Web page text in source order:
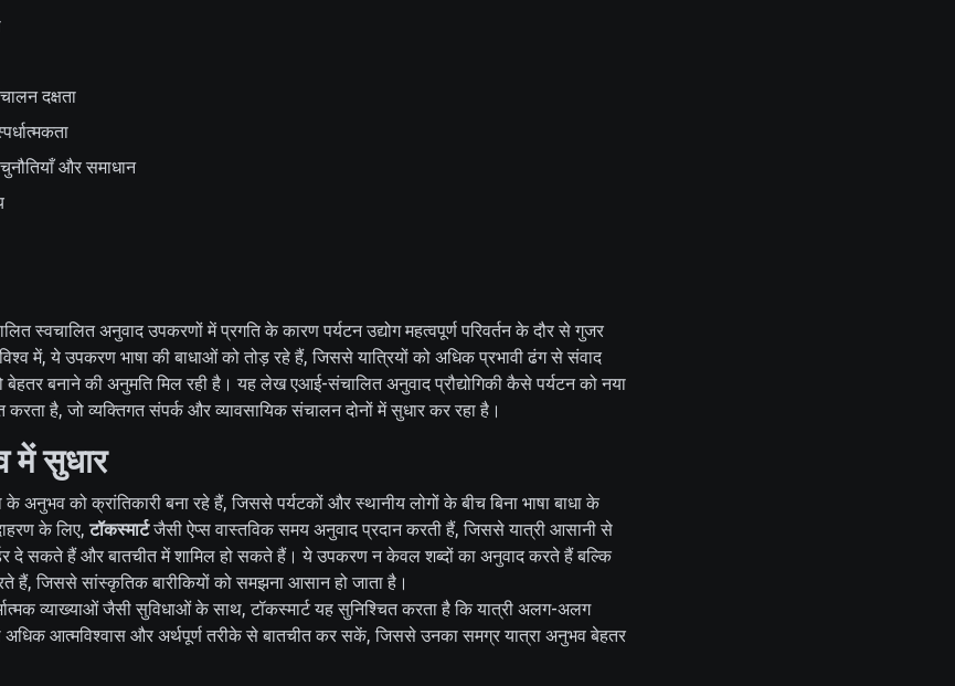
दक्षता
और समाधान
स्वचालित अनुवाद उपकरणों में प्रगति के कारण पर्यटन उद्योग महत्वपूर्ण परिवर्तन के दौर से गुजर
में, ये उपकरण भाषा की बाधाओं को तोड़ रहे हैं, जिससे यात्रियों को अधिक प्रभावी ढंग से संवाद
बनाने की अनुमति मिल रही है। यह लेख एआई-संचालित अनुवाद प्रौद्योगिकी कैसे पर्यटन को नया
है, जो व्यक्तिगत संपर्क और व्यावसायिक संचालन दोनों में सुधार कर रहा है।
में सुधार
अनुभव को क्रांतिकारी बना रहे हैं, जिससे पर्यटकों और स्थानीय लोगों के बीच बिना भाषा बाधा के
के लिए,टॉकस्मार्टजैसी ऐप्स वास्तविक समय अनुवाद प्रदान करती हैं, जिससे यात्री आसानी से
दे सकते हैं और बातचीत में शामिल हो सकते हैं। ये उपकरण न केवल शब्दों का अनुवाद करते हैं बल्कि
हैं, जिससे सांस्कृतिक बारीकियों को समझना आसान हो जाता है।
व्याख्याओं जैसी सुविधाओं के साथ, टॉकस्मार्ट यह सुनिश्चित करता है कि यात्री अलग-अलग
अधिक आत्मविश्वास और अर्थपूर्ण तरीके से बातचीत कर सकें, जिससे उनका समग्र यात्रा अनुभव बेहतर